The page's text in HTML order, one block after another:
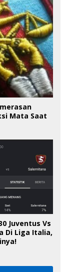
Mata Saat
Juventus Vs
Di Liga Italia,